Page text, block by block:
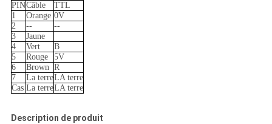
PINCâble
TTL
1
Orange 0V
2
--
--
3
Jaune
4
Vert
B
5
Rouge
5V
6
Brown R
7
La terreLA terre
Cas La terreLA terre
Description de produit